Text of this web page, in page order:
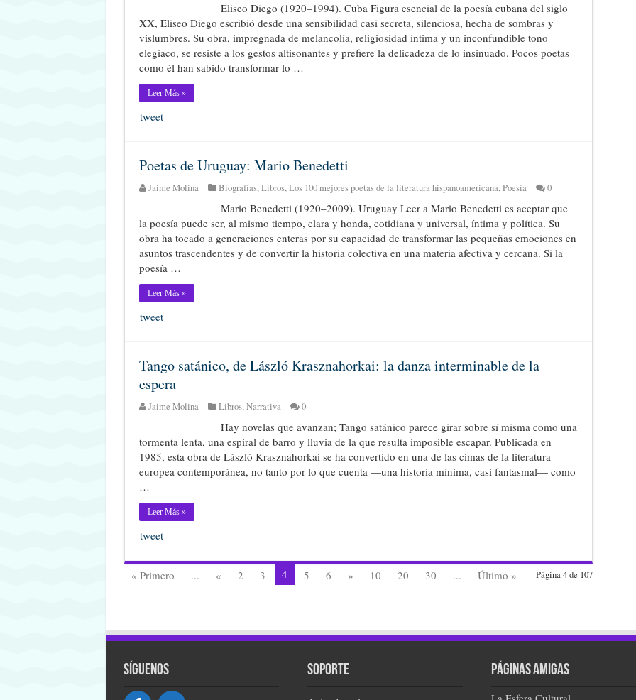
Eliseo Diego (1920–1994). Cuba Figura esencial de la poesía cubana del siglo
XX, Eliseo Diego escribió desde una sensibilidad casi secreta, silenciosa, hecha de sombras y
vislumbres. Su obra, impregnada de melancolía, religiosidad íntima y un inconfundible tono
elegíaco, se resiste a los gestos altisonantes y prefiere la delicadeza de lo insinuado. Pocos poetas
como él han sabido transformar lo …
Leer Más »
tweet
Poetas de Uruguay: Mario Benedetti
Jaime Molina Biografías,Libros,Los 100 mejores poetas de la literatura hispanoamericana,Poesía 0
Mario Benedetti (1920–2009). Uruguay Leer a Mario Benedetti es aceptar que
la poesía puede ser, al mismo tiempo, clara y honda, cotidiana y universal, íntima y política. Su
obra ha tocado a generaciones enteras por su capacidad de transformar las pequeñas emociones en
asuntos trascendentes y de convertir la historia colectiva en una materia afectiva y cercana. Si la
poesía …
Leer Más »
tweet
Tango satánico, de László Krasznahorkai: la danza interminable de la
espera
Jaime Molina Libros,Narrativa 0
Hay novelas que avanzan; Tango satánico parece girar sobre sí misma como una
tormenta lenta, una espiral de barro y lluvia de la que resulta imposible escapar. Publicada en
1985, esta obra de László Krasznahorkai se ha convertido en una de las cimas de la literatura
europea contemporánea, no tanto por lo que cuenta —una historia mínima, casi fantasmal— como
…
Leer Más »
tweet
Página 4 de 107
« Primero ... « 2 3 4 5 6 » 10 20 30 ... Último »
Síguenos Soporte Páginas amigas